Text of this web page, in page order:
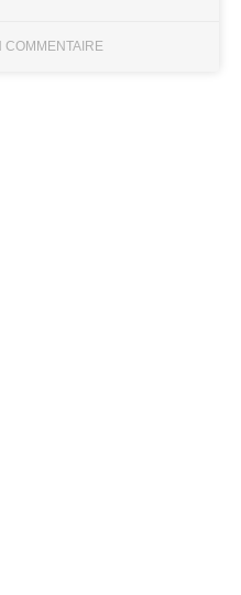
COMMENTAIRE